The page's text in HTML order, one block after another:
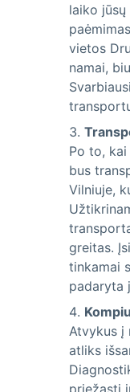
laiko
vietos
namai,
Po to,
bus
Vilniuje,
greitas.
tinkamai
padaryta
Atvykus į
atliks
priežastį